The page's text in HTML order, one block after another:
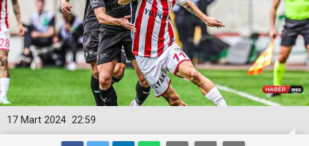
22:59
17 Mart 2024